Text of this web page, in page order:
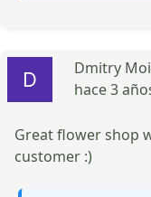
Dmitry
hace 3
Great flower shop
customer :)